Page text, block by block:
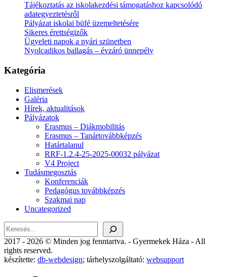
Tájékoztatás az iskolakezdési támogatáshoz kapcsolódó
adategyeztetésről
Pályázat iskolai büfé üzemeltetésére
Sikeres érettségizők
Ügyeleti napok a nyári szünetben
Nyolcadikos ballagás – évzáró ünnepély
Kategória
Elismerések
Galéria
Hírek, aktualitások
Pályázatok
Erasmus – Diákmobilitás
Erasmus – Tanártovábbképzés
Határtalanul
RRF-1.2.4-25-2025-00032 pályázat
V4 Project
Tudásmegosztás
Konferenciák
Pedagógus továbbképzés
Szakmai nap
Uncategorized
Keresés
2017 - 2026 © Minden jog fenntartva. - Gyermekek Háza - All
rights reserved.
készítette: db-webdesign; tárhelyszolgáltató: websupport